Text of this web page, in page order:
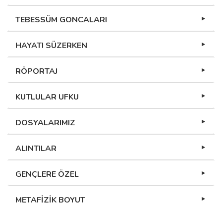
TEBESSÜM GONCALARI
HAYATI SÜZERKEN
RÖPORTAJ
KUTLULAR UFKU
DOSYALARIMIZ
ALINTILAR
GENÇLERE ÖZEL
METAFİZİK BOYUT